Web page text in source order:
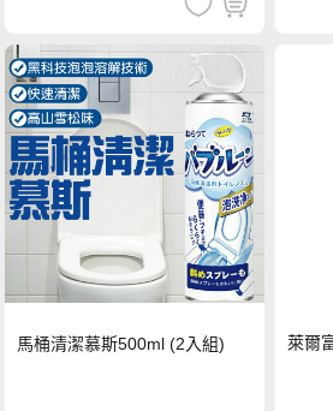
馬桶清潔慕斯500ml (2入組) 萊爾